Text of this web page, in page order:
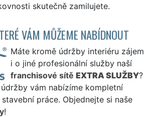
skutečně zamilujete.
VÁM MŮŽEME NABÍDNOUT
Máte kromě údržby interiéru zájem
i o jiné profesionální služby naší
franchisové sítě EXTRA SLUŽBY?
vám nabízíme kompletní
práce. Objednejte si naše
!